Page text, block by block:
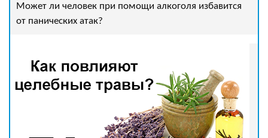
Может ли человек при помощи алкоголя избавится
от панических атак?